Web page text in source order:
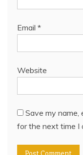
Email *
Website
Save my name,
for the next time I